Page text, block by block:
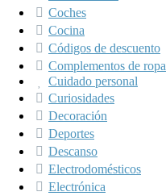
Coches
Cocina
Códigos de descuento
Complementos de ropa
Cuidado personal
Curiosidades
Decoración
Deportes
Descanso
Electrodomésticos
Electrónica